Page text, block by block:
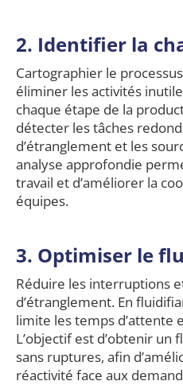
2. Identifier la
Cartographier le
éliminer les activités
chaque étape de la
détecter les tâches
d’étranglement et les
analyse approfondie
travail et d’améliorer la
équipes.
3. Optimiser le
Réduire les interruptions
d’étranglement. En
limite les temps d’attente
L’objectif est d’obtenir
sans ruptures, afin
réactivité face aux